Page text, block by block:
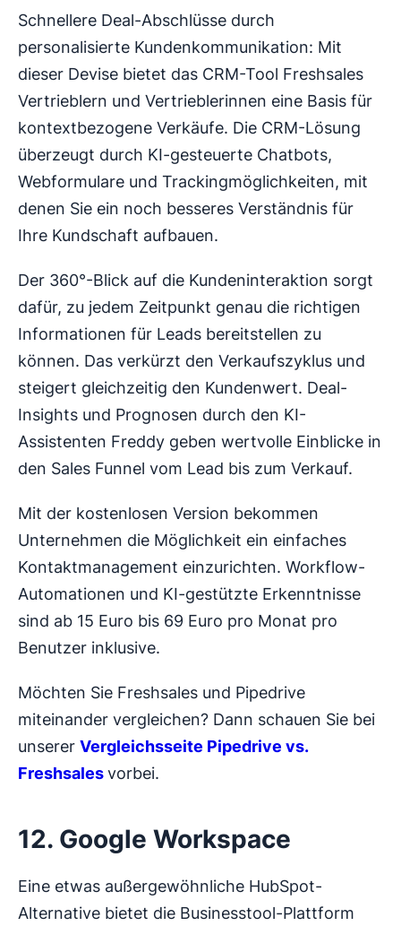
Schnellere Deal-Abschlüsse durch
personalisierte Kundenkommunikation: Mit
dieser Devise bietet das CRM-Tool Freshsales
Vertrieblern und Vertrieblerinnen eine Basis für
kontextbezogene Verkäufe. Die CRM-Lösung
überzeugt durch KI-gesteuerte Chatbots,
Webformulare und Trackingmöglichkeiten, mit
denen Sie ein noch besseres Verständnis für
Ihre Kundschaft aufbauen.
Der 360°-Blick auf die Kundeninteraktion sorgt
dafür, zu jedem Zeitpunkt genau die richtigen
Informationen für Leads bereitstellen zu
können. Das verkürzt den Verkaufszyklus und
steigert gleichzeitig den Kundenwert. Deal-
Insights und Prognosen durch den KI-
Assistenten Freddy geben wertvolle Einblicke in
den Sales Funnel vom Lead bis zum Verkauf.
Mit der kostenlosen Version bekommen
Unternehmen die Möglichkeit ein einfaches
Kontaktmanagement einzurichten. Workflow-
Automationen und KI-gestützte Erkenntnisse
sind ab 15 Euro bis 69 Euro pro Monat pro
Benutzer inklusive.
Möchten Sie Freshsales und Pipedrive
miteinander vergleichen? Dann schauen Sie bei
unserer Vergleichsseite Pipedrive vs.
Freshsalesvorbei.
12. Google Workspace
Eine etwas außergewöhnliche HubSpot-
Alternative bietet die Businesstool-Plattform